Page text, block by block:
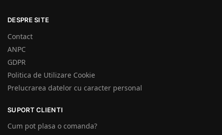
DESPRE SITE
Contact
ANPC
GDPR
Politica de Utilizare Cookie
Prelucrarea datelor cu caracter personal
SUPORT CLIENTI
Cum pot plasa o comanda?